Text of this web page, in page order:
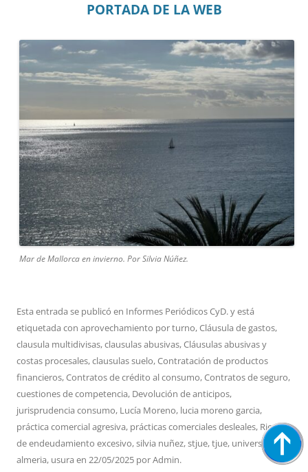
PORTADA DE LA WEB
Mar de Mallorca en invierno. Por Silvia Núñez.
Esta entrada se publicó en Informes Periódicos CyD.y está
etiquetada con aprovechamiento por turno,Cláusula de gastos,
clausula multidivisas,clausulas abusivas,Cláusulas abusivas y
costas procesales,clausulas suelo,Contratación de productos
financieros,Contratos de crédito al consumo,Contratos de seguro,
cuestiones de competencia, Devolución de anticipos,
jurisprudencia consumo, Lucía Moreno, lucia moreno garcia,
práctica comercial agresiva, prácticas comerciales desleales, Riesgo
de endeudamiento excesivo,silvia nuñez,stjue,tjue, universidad
almeria, usura en 22/05/2025 porAdmin.